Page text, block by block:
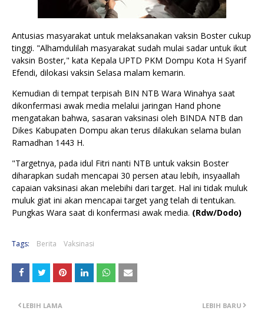
Antusias masyarakat untuk melaksanakan vaksin Boster cukup
tinggi. "Alhamdulilah masyarakat sudah mulai sadar untuk ikut
vaksin Boster," kata Kepala UPTD PKM Dompu Kota H Syarif
Efendi, dilokasi vaksin Selasa malam kemarin.
Kemudian di tempat terpisah BIN NTB Wara Winahya saat
dikonfermasi awak media melalui jaringan Hand phone
mengatakan bahwa, sasaran vaksinasi oleh BINDA NTB dan
Dikes Kabupaten Dompu akan terus dilakukan selama bulan
Ramadhan 1443 H.
"Targetnya, pada idul Fitri nanti NTB untuk vaksin Boster
diharapkan sudah mencapai 30 persen atau lebih, insyaallah
capaian vaksinasi akan melebihi dari target. Hal ini tidak muluk
muluk giat ini akan mencapai target yang telah di tentukan.
Pungkas Wara saat di konfermasi awak media. (Rdw/Dodo)
Tags: Berita Vaksinasi
LEBIH BARU
LEBIH LAMA